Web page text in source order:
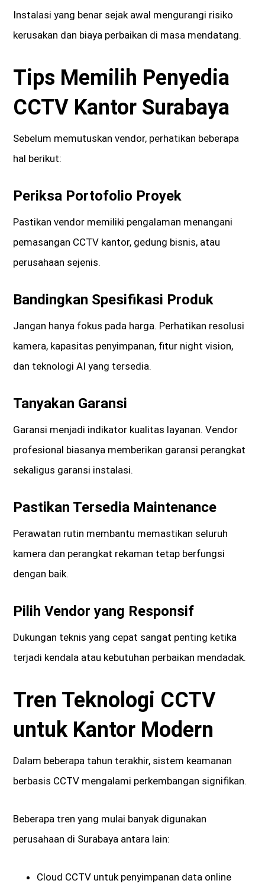
Instalasi yang benar sejak awal mengurangi risiko
kerusakan dan biaya perbaikan di masa mendatang.
Tips Memilih Penyedia
CCTV Kantor Surabaya
Sebelum memutuskan vendor, perhatikan beberapa
hal berikut:
Periksa Portofolio Proyek
Pastikan vendor memiliki pengalaman menangani
pemasangan CCTV kantor, gedung bisnis, atau
perusahaan sejenis.
Bandingkan Spesifikasi Produk
Jangan hanya fokus pada harga. Perhatikan resolusi
kamera, kapasitas penyimpanan, fitur night vision,
dan teknologi AI yang tersedia.
Tanyakan Garansi
Garansi menjadi indikator kualitas layanan. Vendor
profesional biasanya memberikan garansi perangkat
sekaligus garansi instalasi.
Pastikan Tersedia Maintenance
Perawatan rutin membantu memastikan seluruh
kamera dan perangkat rekaman tetap berfungsi
dengan baik.
Pilih Vendor yang Responsif
Dukungan teknis yang cepat sangat penting ketika
terjadi kendala atau kebutuhan perbaikan mendadak.
Tren Teknologi CCTV
untuk Kantor Modern
Dalam beberapa tahun terakhir, sistem keamanan
berbasis CCTV mengalami perkembangan signifikan.
Beberapa tren yang mulai banyak digunakan
perusahaan di Surabaya antara lain:
Cloud CCTV untuk penyimpanan data online